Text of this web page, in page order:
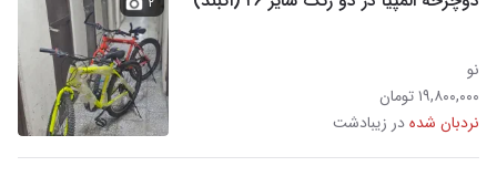
نو
۱۹,۸۰۰,۰۰۰ تومان
نردبان شدهدر زیبادشت